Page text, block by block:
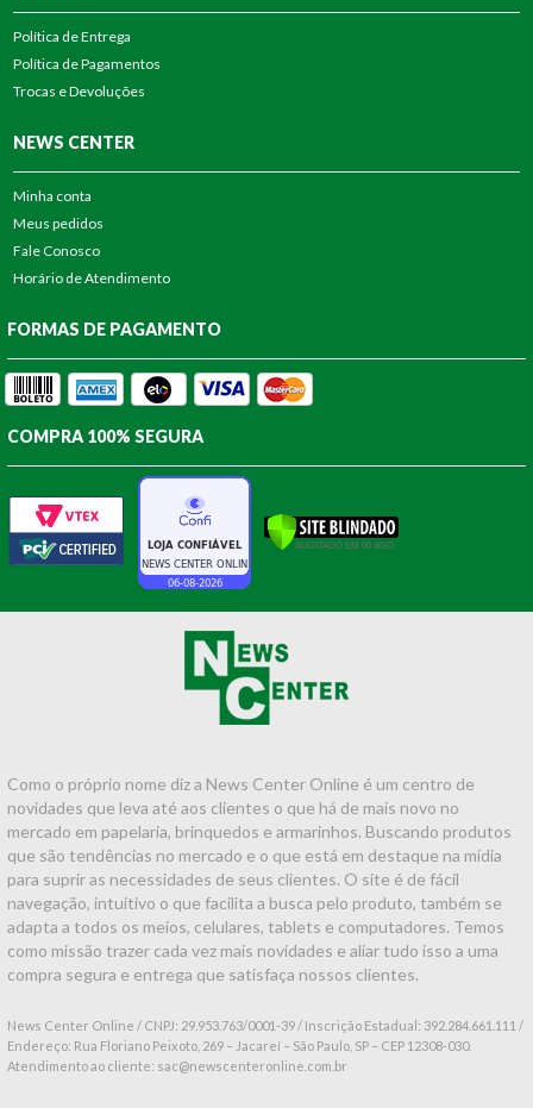
Política de Entrega
Política de Pagamentos
Trocas e Devoluções
NEWS CENTER
Minha conta
Meus pedidos
Fale Conosco
Horário de Atendimento
FORMAS DE PAGAMENTO
COMPRA 100% SEGURA
Como o próprio nome diz a News Center Online é um centro de
novidades que leva até aos clientes o que há de mais novo no
mercado em papelaria, brinquedos e armarinhos. Buscando produtos
que são tendências no mercado e o que está em destaque na mídia
para suprir as necessidades de seus clientes. O site é de fácil
navegação, intuitivo o que facilita a busca pelo produto, também se
adapta a todos os meios, celulares, tablets e computadores. Temos
como missão trazer cada vez mais novidades e aliar tudo isso a uma
compra segura e entrega que satisfaça nossos clientes.
News Center Online / CNPJ: 29.953.763/0001-39 / Inscrição Estadual: 392.284.661.111 /
Endereço: Rua Floriano Peixoto, 269 – Jacareí – São Paulo, SP – CEP 12308-030.
Atendimento ao cliente: sac@newscenteronline.com.br